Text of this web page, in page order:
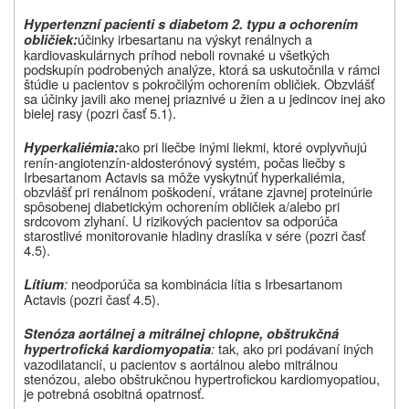
Hypertenzní pacienti s diabetom 2. typu a ochorením
obličiek:účinky irbesartanu na výskyt renálnych a
kardiovaskulárnych príhod neboli rovnaké u všetkých
podskupín podrobených analýze, ktorá sa uskutočnila v rámci
štúdie u pacientov s pokročilým ochorením obličiek. Obzvlášť
sa účinky javili ako menej priaznivé u žien a u jedincov inej ako
bielej rasy (pozri časť 5.1).
Hyperkaliémia:ako pri liečbe inými liekmi, ktoré ovplyvňujú
renín-angiotenzín-aldosterónový systém, počas liečby s
Irbesartanom Actavis sa môže vyskytnúť hyperkaliémia,
obzvlášť pri renálnom poškodení, vrátane zjavnej proteinúrie
spôsobenej diabetickým ochorením obličiek a/alebo pri
srdcovom zlyhaní. U rizikových pacientov sa odporúča
starostlivé monitorovanie hladiny draslíka v sére (pozri časť
4.5).
Lítium: neodporúča sa kombinácia lítia s Irbesartanom
Actavis (pozri časť 4.5).
Stenóza aortálnej a mitrálnej chlopne, obštrukčná
hypertrofická kardiomyopatia:tak, ako pri podávaní iných
vazodilatancií, u pacientov s aortálnou alebo mitrálnou
stenózou, alebo obštrukčnou hypertrofickou kardiomyopatiou,
je potrebná osobitná opatrnosť.